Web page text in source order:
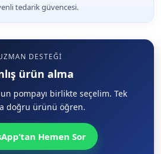
tedarik güvencesi.
DESTEĞI
ürün alma
pompayı birlikte seçelim. Tek
doğru ürünü öğren.
Hemen Sor